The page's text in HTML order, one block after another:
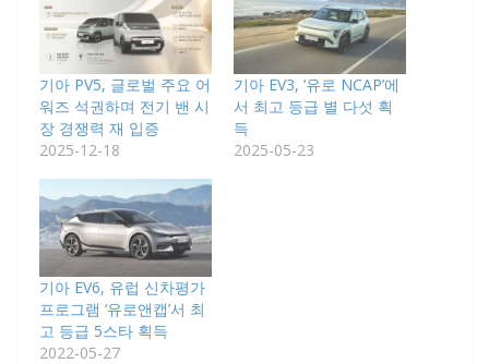
기아 PV5, 글로벌 주요 어
워즈 석권하며 전기 밴 시
장 경쟁력 재 입증
2025-12-18
기아 EV3, ‘유로 NCAP’에
서 최고 등급 별 다섯 획
득
2025-05-23
기아 EV6, 유럽 신차평가
프로그램 ‘유로앤캡’서 최
고 등급 5스타 획득
2022-05-27